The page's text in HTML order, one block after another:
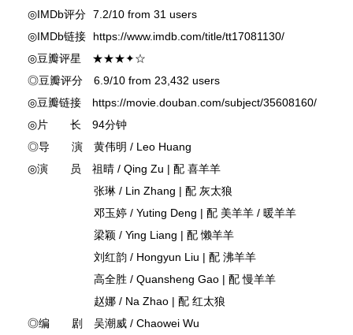
◎IMDb评分 7.2/10 from 31 users
◎IMDb链接 https://www.imdb.com/title/tt17081130/
◎豆瓣评星 ★★★✦☆
◎豆瓣评分 6.9/10 from 23,432 users
◎豆瓣链接 https://movie.douban.com/subject/35608160/
◎片 长 94分钟
◎导 演 黄伟明 / Leo Huang
◎演 员 祖晴 / Qing Zu | 配 喜羊羊
张琳 / Lin Zhang | 配 灰太狼
邓玉婷 / Yuting Deng | 配 美羊羊 / 暖羊羊
梁颖 / Ying Liang | 配 懒羊羊
刘红韵 / Hongyun Liu | 配 沸羊羊
高全胜 / Quansheng Gao | 配 慢羊羊
赵娜 / Na Zhao | 配 红太狼
◎编 剧 吴潮威 / Chaowei Wu